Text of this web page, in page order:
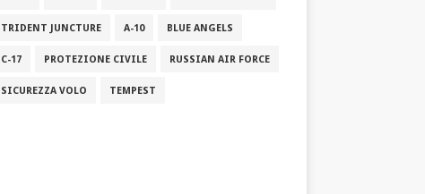
TRIDENT JUNCTURE A-10 BLUE ANGELS
C-17 PROTEZIONE CIVILE RUSSIAN AIR FORCE
SICUREZZA VOLO TEMPEST